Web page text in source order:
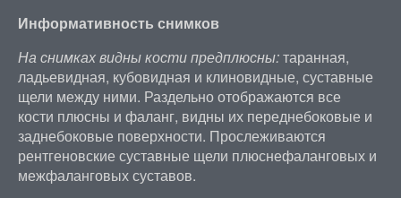
Информативность снимков
На снимках видны кости предплюсны:таранная,
ладьевидная, кубовидная и клиновидные, суставные
щели между ними. Раздельно отображаются все
кости плюсны и фаланг, видны их переднебоковые и
заднебоковые поверхности. Прослеживаются
рентгеновские суставные щели плюснефаланговых и
межфаланговых суставов.